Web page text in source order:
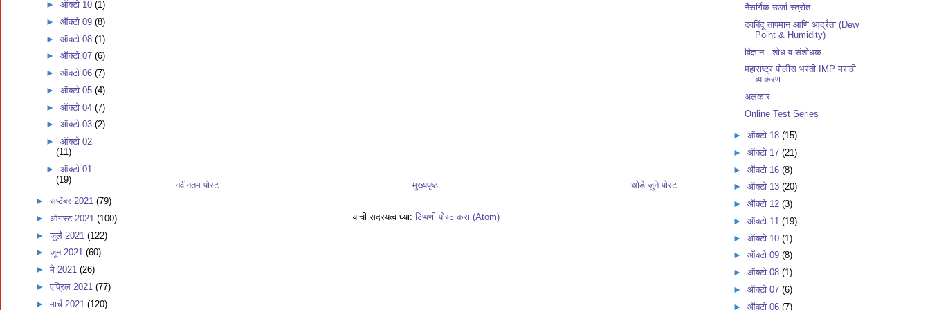
नवीनतम पोस्ट थोडे जुने पोस्ट
मुख्यपृष्ठ
याची सदस्यत्व घ्या: टिप्पणी पोस्ट करा (Atom)
►ऑक्टो 10(1)
►ऑक्टो 09(8)
►ऑक्टो 08(1)
►ऑक्टो 07(6)
►ऑक्टो 06(7)
►ऑक्टो 05(4)
►ऑक्टो 04(7)
►ऑक्टो 03(2)
►ऑक्टो 02
(11)
►ऑक्टो 01
(19)
► सप्टेंबर 2021 (79)
► ऑगस्ट 2021 (100)
► जुलै 2021 (122)
► जून 2021 (60)
► मे 2021 (26)
► एप्रिल 2021 (77)
► मार्च 2021 (120)
नैसर्गिक ऊर्जा स्त्रोत
दवबिंदू तापमान आणि आर्द्रता (Dew
Point & Humidity)
विज्ञान - शोध व संशोधक
महाराष्ट्र पोलीस भरती IMP मराठी
व्याकरण
अलंकार
Online Test Series
►ऑक्टो 18(15)
►ऑक्टो 17(21)
►ऑक्टो 16(8)
►ऑक्टो 13(20)
►ऑक्टो 12(3)
►ऑक्टो 11(19)
►ऑक्टो 10(1)
►ऑक्टो 09(8)
►ऑक्टो 08(1)
►ऑक्टो 07(6)
►ऑक्टो 06(7)